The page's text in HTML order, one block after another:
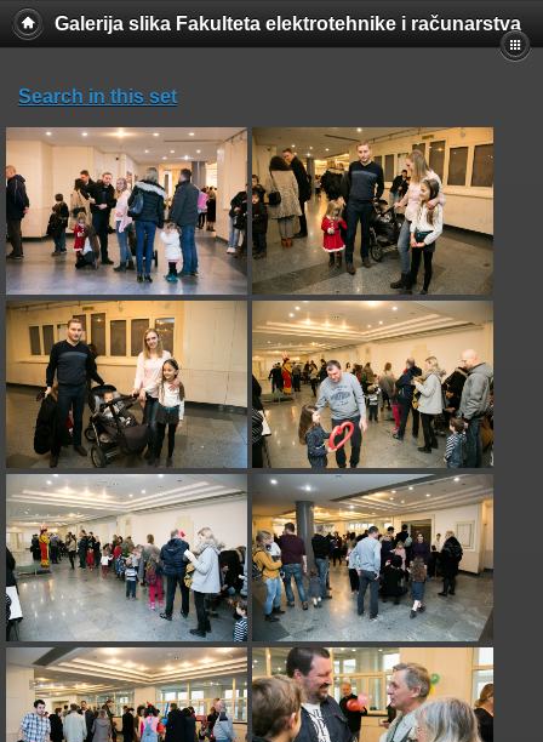
Galerija slika Fakulteta elektrotehnike i računarstva
Search in this set